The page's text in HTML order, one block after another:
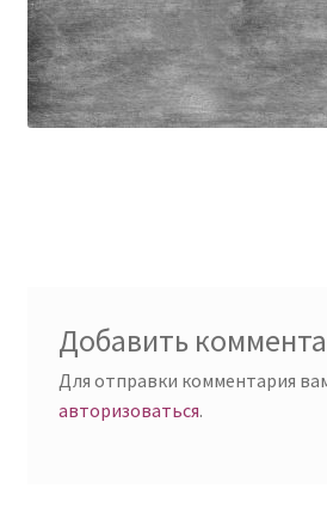
Добавить
Для отправки комментария
авторизоваться.